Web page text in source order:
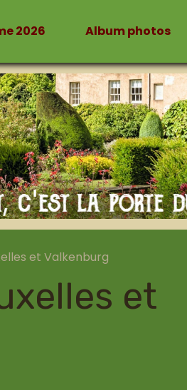
2026 Album photos
et Valkenburg
et